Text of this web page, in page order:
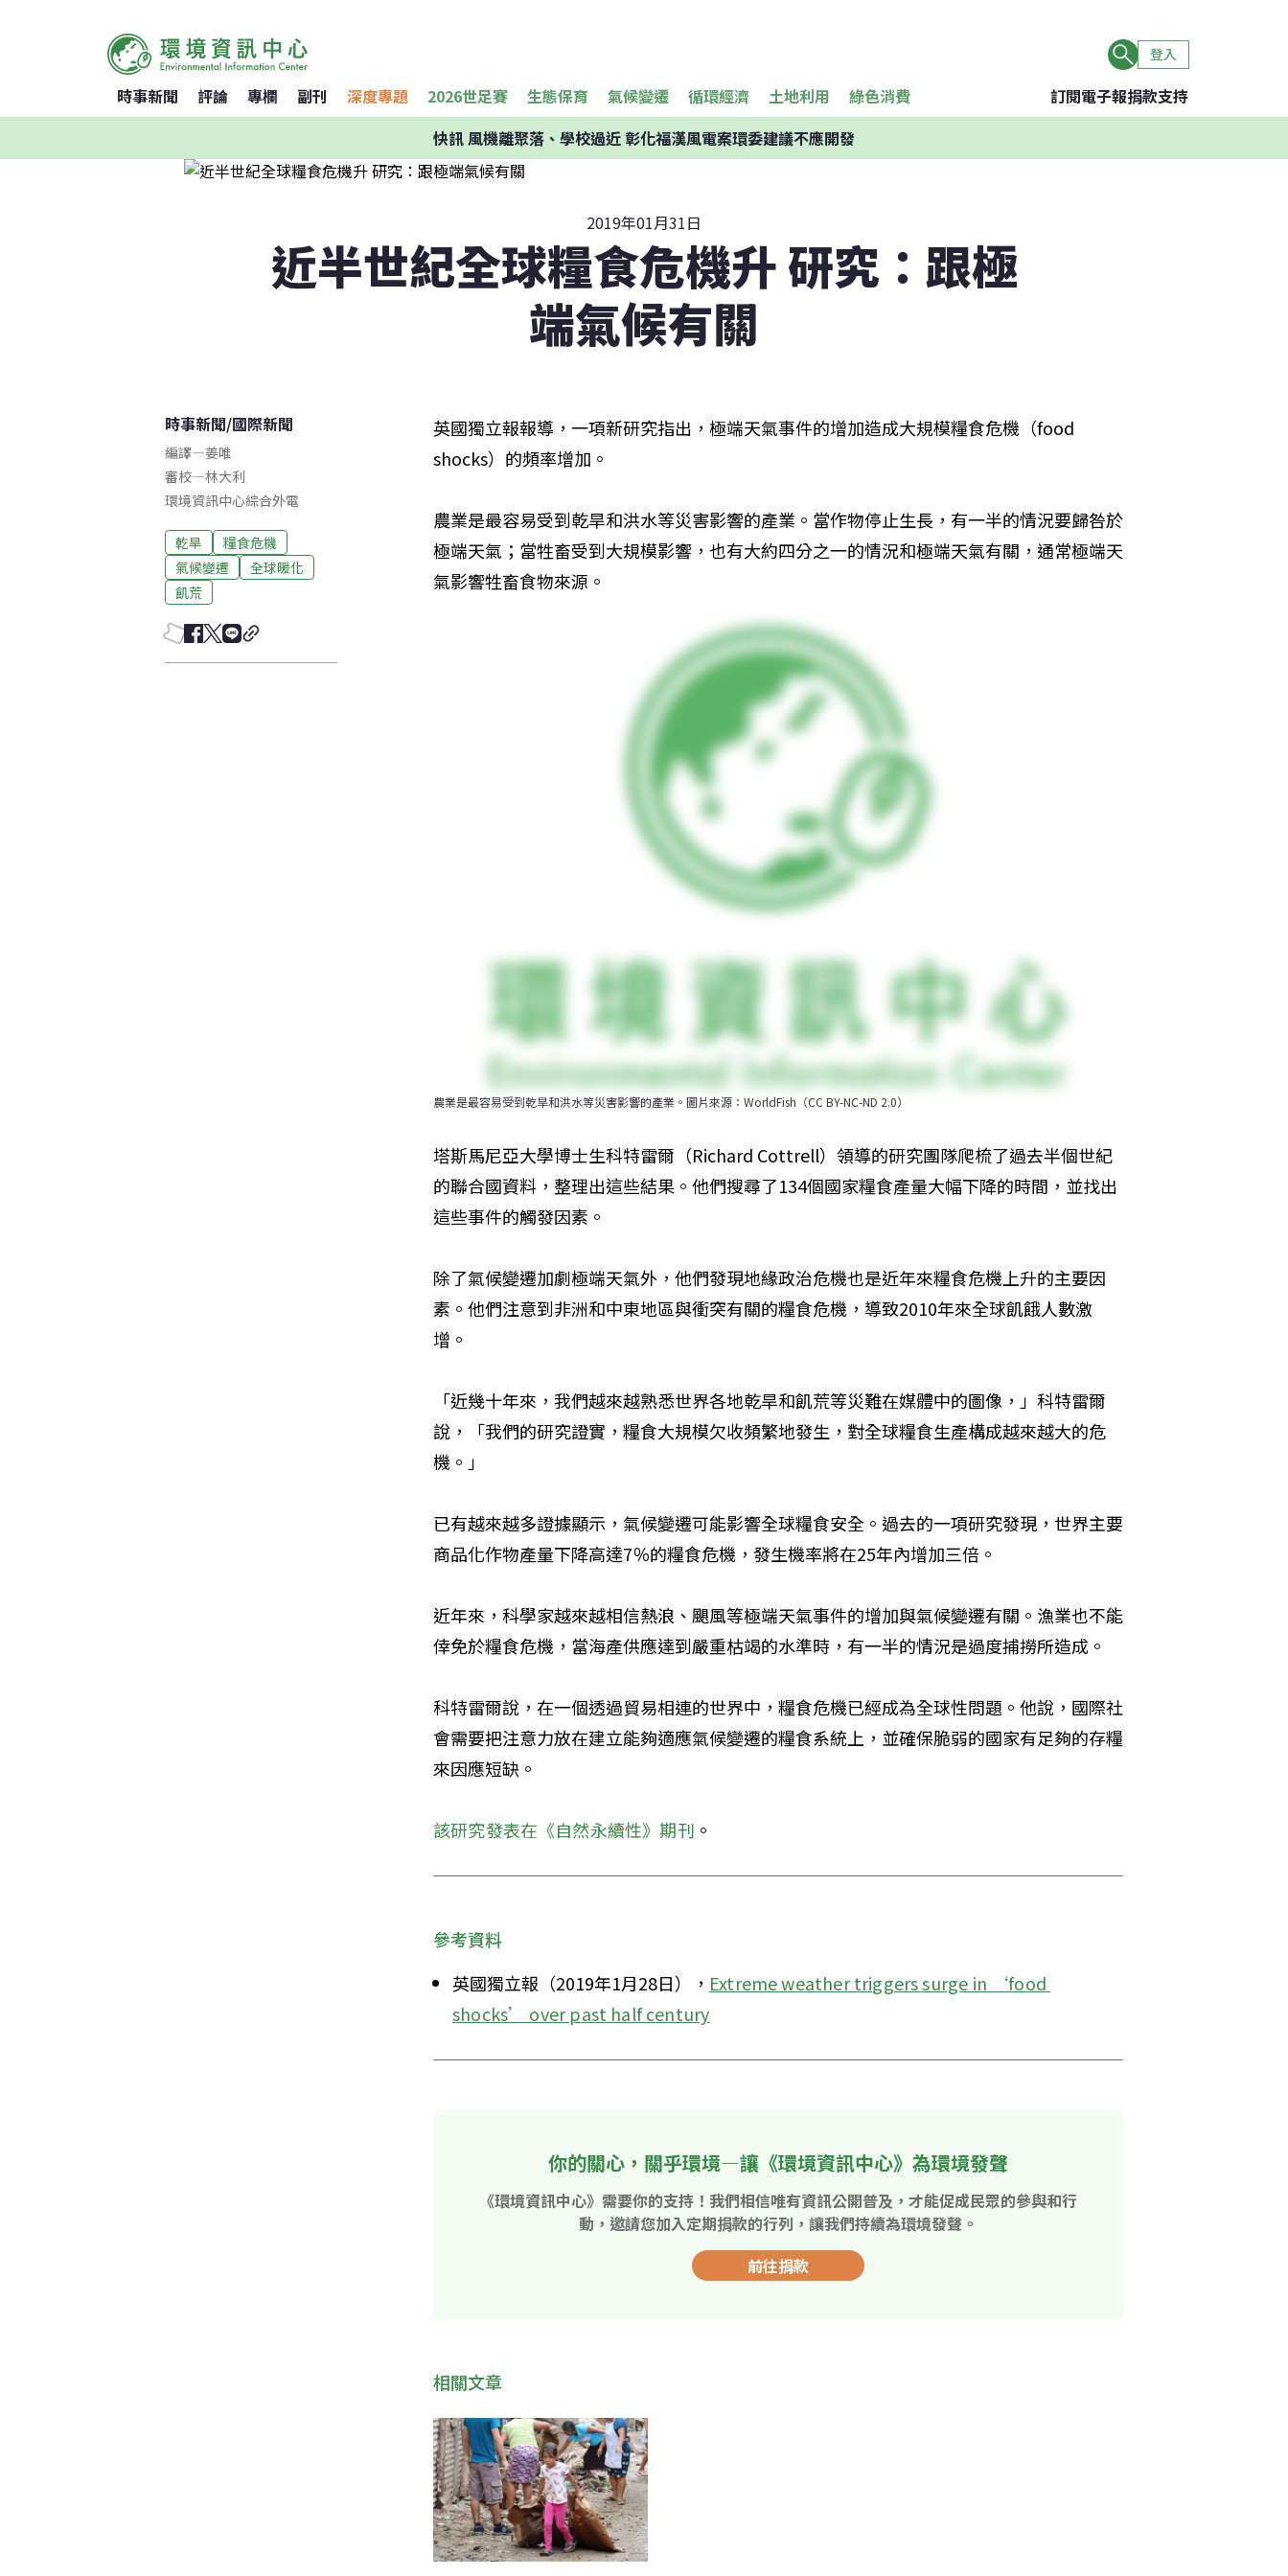
登入
時事新聞 評論 專欄 副刊 深度專題 2026世足賽 生態保育 氣候變遷 循環經濟 土地利用 綠色消費 訂閱電子報捐款支持
快訊風機離聚落、學校過近 彰化福漢風電案環委建議不應開發
2019年01月31日
近半世紀全球糧食危機升 研究：跟極
端氣候有關
時事新聞/國際新聞
編譯—姜唯
審校—林大利
環境資訊中心綜合外電
乾旱
糧食危機
氣候變遷
全球暖化
飢荒
英國獨立報報導，一項新研究指出，極端天氣事件的增加造成大規模糧食危機（food
shocks）的頻率增加。
農業是最容易受到乾旱和洪水等災害影響的產業。當作物停止生長，有一半的情況要歸咎於
極端天氣；當牲畜受到大規模影響，也有大約四分之一的情況和極端天氣有關，通常極端天
氣影響牲畜食物來源。
農業是最容易受到乾旱和洪水等災害影響的產業。圖片來源：WorldFish（CC BY-NC-ND 2.0）
塔斯馬尼亞大學博士生科特雷爾（Richard Cottrell）領導的研究團隊爬梳了過去半個世紀
的聯合國資料，整理出這些結果。他們搜尋了134個國家糧食產量大幅下降的時間，並找出
這些事件的觸發因素。
除了氣候變遷加劇極端天氣外，他們發現地緣政治危機也是近年來糧食危機上升的主要因
素。他們注意到非洲和中東地區與衝突有關的糧食危機，導致2010年來全球飢餓人數激
增。
「近幾十年來，我們越來越熟悉世界各地乾旱和飢荒等災難在媒體中的圖像，」科特雷爾
說，「我們的研究證實，糧食大規模欠收頻繁地發生，對全球糧食生產構成越來越大的危
機。」
已有越來越多證據顯示，氣候變遷可能影響全球糧食安全。過去的一項研究發現，世界主要
商品化作物產量下降高達7％的糧食危機，發生機率將在25年內增加三倍。
近年來，科學家越來越相信熱浪、颶風等極端天氣事件的增加與氣候變遷有關。漁業也不能
倖免於糧食危機，當海產供應達到嚴重枯竭的水準時，有一半的情況是過度捕撈所造成。
科特雷爾說，在一個透過貿易相連的世界中，糧食危機已經成為全球性問題。他說，國際社
會需要把注意力放在建立能夠適應氣候變遷的糧食系統上，並確保脆弱的國家有足夠的存糧
來因應短缺。
該研究發表在《自然永續性》期刊 。
參考資料
英國獨立報（2019年1月28日）， Extreme weather triggers surge in ‘food
shocks’ over past half century
你的關心，關乎環境—讓《環境資訊中心》為環境發聲
《環境資訊中心》需要你的支持！我們相信唯有資訊公開普及，才能促成民眾的參與和行
動，邀請您加入定期捐款的行列，讓我們持續為環境發聲。
前往捐款
相關文章